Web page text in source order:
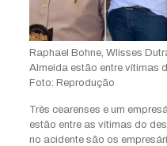
Raphael Bohne, Wlisses
Almeida estão entre vítimas
Foto: Reprodução
Três cearenses e um
estão entre as vítimas do
no acidente são os